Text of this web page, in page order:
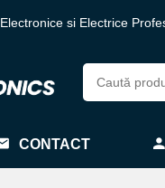
si Electrice
CONTACT